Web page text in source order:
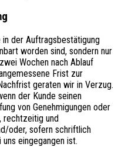
der Auftragsbestätigung
worden sind, sondern nur
Wochen nach Ablauf
Frist zur
geraten wir in Verzug.
der Kunde seinen
von Genehmigungen oder
rechtzeitig und
oder, sofern schriftlich
eingegangen ist.